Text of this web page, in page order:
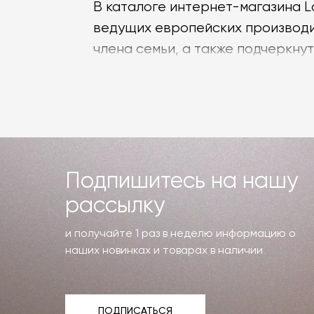
В каталоге интернет-
ведущих европейских
члена семьи, а также
любого интерьера. Любители
Если же требуются необычные
которые точно будут притягивать
Дизайнерские ванны
и непревзойденный вид даже
В каталоге Laboratory
Подпишитесь на нашу
рассылку
и получайте 1 раз в неделю информацию о
наших новинках и товарах в наличии
ПОДПИСАТЬСЯ